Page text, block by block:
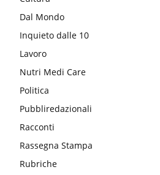
Dal Mondo
Inquieto dalle 10
Lavoro
Nutri Medi Care
Politica
Pubbliredazionali
Racconti
Rassegna Stampa
Rubriche